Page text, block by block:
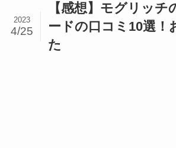
【感想】モグリッチ
ードの口コミ10選！
た
2023
4/25